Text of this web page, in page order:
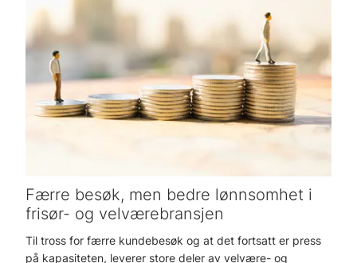
Færre besøk, men bedre lønnsomhet i
frisør- og velværebransjen
Til tross for færre kundebesøk og at det fortsatt er press
på kapasiteten, leverer store deler av velvære- og